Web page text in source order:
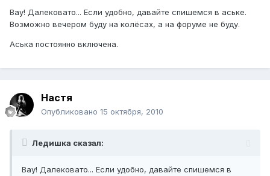
Вау! Далековато... Если удобно, давайте спишемся в аське.
Возможно вечером буду на колёсах, а на форуме не буду.
Аська постоянно включена.
Hacтя
Опубликовано 15 октября, 2010
Ледишка сказал:
Вау! Далековато... Если удобно, давайте спишемся в